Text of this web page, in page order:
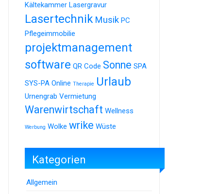
Kältekammer Lasergravur
Lasertechnik Musik PC
Pflegeimmobilie
projektmanagement
software QR Code Sonne SPA
SYS-PA Online Therapie Urlaub
Urnengrab Vermietung
Warenwirtschaft Wellness
Werbung Wolke wrike Wüste
Kategorien
Allgemein